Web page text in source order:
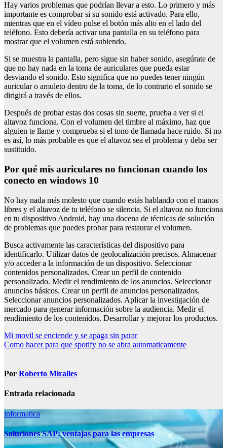
Hay varios problemas que podrían llevar a esto. Lo primero y más
importante es comprobar si su sonido está activado. Para ello,
mientras que en el vídeo pulse el botón más alto en el lado del
teléfono. Esto debería activar una pantalla en su teléfono para
mostrar que el volumen está subiendo.
Si se muestra la pantalla, pero sigue sin haber sonido, asegúrate de
que no hay nada en la toma de auriculares que pueda estar
desviando el sonido. Esto significa que no puedes tener ningún
auricular o amuleto dentro de la toma, de lo contrario el sonido se
dirigirá a través de ellos.
Después de probar estas dos cosas sin suerte, prueba a ver si el
altavoz funciona. Con el volumen del timbre al máximo, haz que
alguien te llame y comprueba si el tono de llamada hace ruido. Si no
es así, lo más probable es que el altavoz sea el problema y deba ser
sustituido.
por qué mis auriculares no funcionan cuando los
conecto en windows 10
No hay nada más molesto que cuando estás hablando con el manos
libres y el altavoz de tu teléfono se silencia. Si el altavoz no funciona
en tu dispositivo Android, hay una docena de técnicas de solución
de problemas que puedes probar para restaurar el volumen.
Busca activamente las características del dispositivo para
identificarlo. Utilizar datos de geolocalización precisos. Almacenar
y/o acceder a la información de un dispositivo. Seleccionar
contenidos personalizados. Crear un perfil de contenido
personalizado. Medir el rendimiento de los anuncios. Seleccionar
anuncios básicos. Crear un perfil de anuncios personalizados.
Seleccionar anuncios personalizados. Aplicar la investigación de
mercado para generar información sobre la audiencia. Medir el
rendimiento de los contenidos. Desarrollar y mejorar los productos.
Navegación
de
Mi movil se enciende y se apaga sin parar
Como hacer para que spotify no se abra automaticamente
Por Roberto Miralles
Entrada relacionada
informatica
Soluciones SAP: ventajas para las empresas